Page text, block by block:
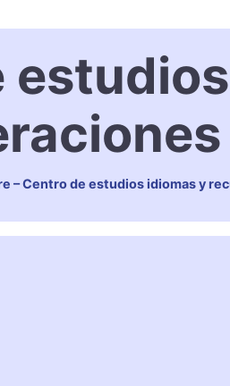
– Centro de estudios idiomas y